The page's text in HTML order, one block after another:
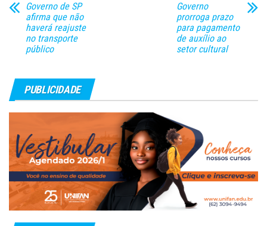
Governo de SP
afirma que não
haverá reajuste
no transporte
público
Governo
prorroga prazo
para pagamento
de auxílio ao
setor cultural
PUBLICIDADE